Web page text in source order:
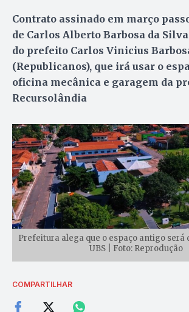
Contrato assinado em março
de Carlos Alberto Barbosa da
do prefeito Carlos Vinicius
(Republicanos), que irá usar o
oficina mecânica e garagem da
Recursolândia
Prefeitura alega que o espaço antigo será
UBS | Foto: Reprodução
COMPARTILHAR